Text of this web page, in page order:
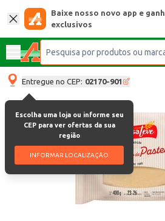
Baixe nosso novo app e
exclusivos
Entregue no CEP: 02170-901
Escolha uma loja ou informe seu
CEP para ver ofertas da sua
região
INFORMAR LOCALIZAÇÃO